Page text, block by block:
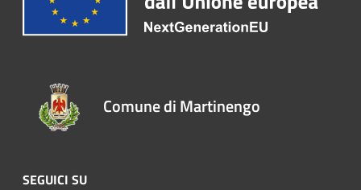
Comune di Martinengo
SEGUICI SU